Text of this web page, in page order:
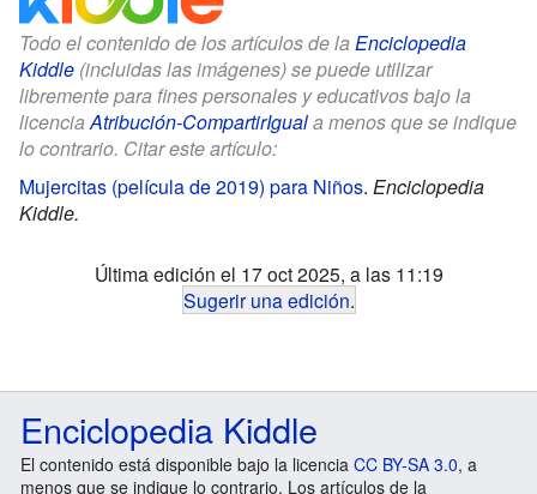
Todo el contenido de los artículos de la Enciclopedia
Kiddle (incluidas las imágenes) se puede utilizar
libremente para fines personales y educativos bajo la
licenciaAtribución-CompartirIguala menos que se indique
lo contrario. Citar este artículo:
Mujercitas (película de 2019) para Niños. Enciclopedia
Kiddle.
Última edición el 17 oct 2025, a las 11:19
Sugerir una edición.
Enciclopedia Kiddle
El contenido está disponible bajo la licencia CC BY-SA 3.0, a
menos que se indique lo contrario. Los artículos de la